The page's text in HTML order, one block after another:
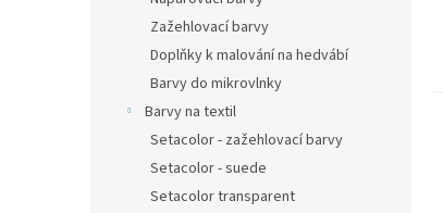
Zažehlovací barvy
Doplňky k malování na hedvábí
Barvy do mikrovlnky
Barvy na textil
Setacolor - zažehlovací barvy
Setacolor - suede
Setacolor transparent